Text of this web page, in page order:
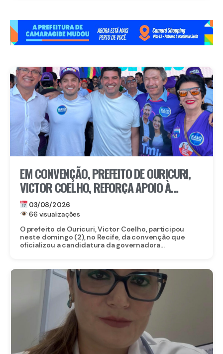
EM CONVENÇÃO, PREFEITO DE OURICURI,
VICTOR COELHO, REFORÇA APOIO À
REELEIÇÃO DE RAQUEL LYRA
03/08/2026
66 visualizações
O prefeito de Ouricuri, Victor Coelho, participou
neste domingo (2), no Recife, da convenção que
oficializou a candidatura da governadora...